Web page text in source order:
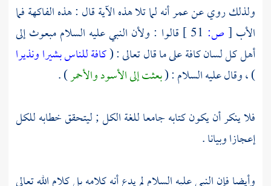
ولذلك روي عنعمرأنه لما تلا هذه الآية قال : هذه الفاكهة فما
الأب [ص:
قالوا : ولأن النبي عليه السلام مبعوث إلى
أهل كل لسان كافة على ما قال تعالى : (كافة للناس بشيرا ونذيرا
) ، وقال عليه السلام : (بعثت إلى الأسود والأحمر) .
فلا ينكر أن يكون كتابه جامعا للغة الكل ; ليتحقق خطابه للكل
إعجازا وبيانا .